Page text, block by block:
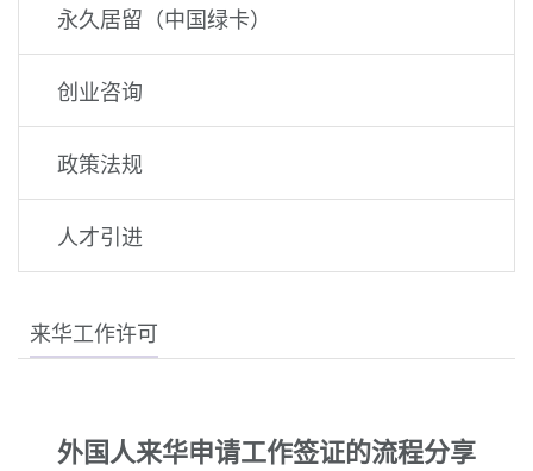
永久居留（中国绿卡）
创业咨询
政策法规
人才引进
来华工作许可
外国人来华申请工作签证的流程分享